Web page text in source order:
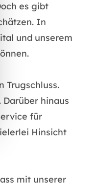
es gibt
In
und unserem
Trugschluss.
hinaus
für
Hinsicht
mit unserer